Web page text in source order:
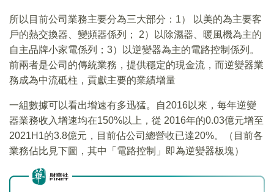
所以目前公司業務主要分為三大部分：1） 以美的為主要客
戶的熱交換器、變頻器係列； 2）以除濕器、暖風機為主的
自主品牌小家電係列；3）以逆變器為主的電路控制係列。
前兩者是公司的傳統業務，提供穩定的現金流，而逆變器業
務成為中流砥柱，貢獻主要的業績增量
一組數據可以看出增速有多迅猛。自2016以來，每年逆變
器業務收入增速均在150%以上，從 2016年的0.03億元增至
2021H1的3.8億元，目前佔公司總營收已達20%。（目前各
業務佔比見下圖，其中「電路控制」即為逆變器板塊）